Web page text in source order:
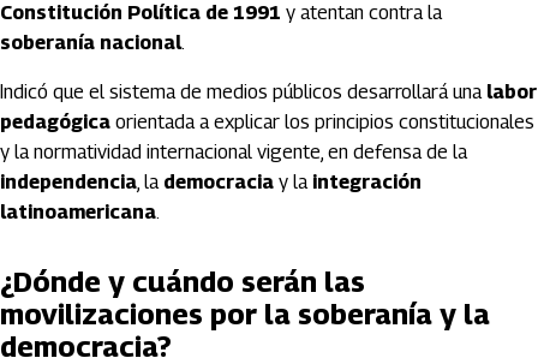
Constitución Política de 1991 y atentan contra la
soberanía nacional.
Indicó que el sistema de medios públicos desarrollará una labor
pedagógica orientada a explicar los principios constitucionales
y la normatividad internacional vigente, en defensa de la
independencia, la democracia y la integración
latinoamericana.
¿Dónde y cuándo serán las
movilizaciones por la soberanía y la
democracia?